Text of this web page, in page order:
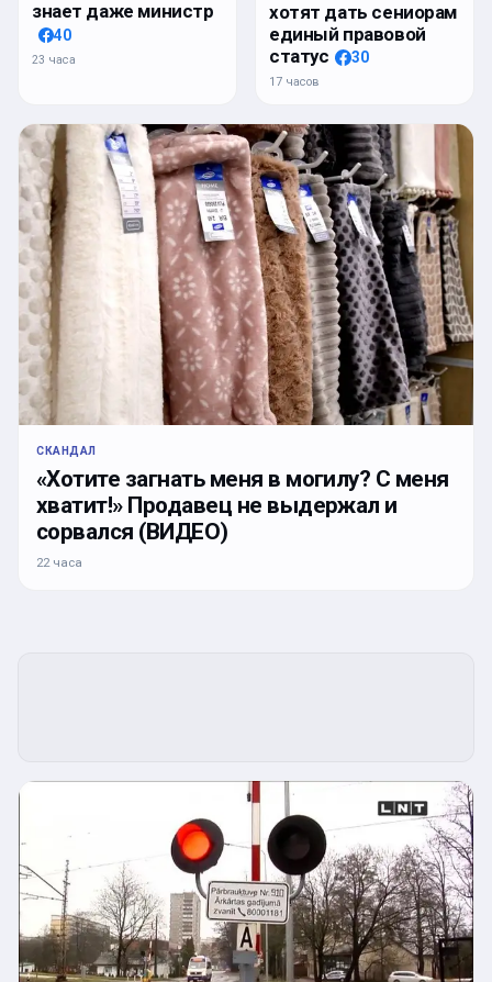
знает даже министр
40
23 часа
хотят дать сениорам
единый правовой
статус
30
17 часов
СКАНДАЛ
«Хотите загнать меня в могилу? С меня
хватит!» Продавец не выдержал и
сорвался (ВИДЕО)
22 часа